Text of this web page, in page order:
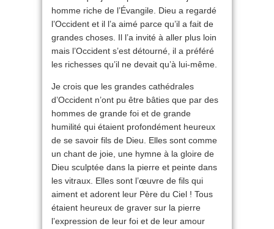
homme riche de l’Évangile. Dieu a regardé
l’Occident et il l’a aimé parce qu’il a fait de
grandes choses. Il l’a invité à aller plus loin
mais l’Occident s’est détourné, il a préféré
les richesses qu’il ne devait qu’à lui-même.
Je crois que les grandes cathédrales
d’Occident n’ont pu être bâties que par des
hommes de grande foi et de grande
humilité qui étaient profondément heureux
de se savoir fils de Dieu. Elles sont comme
un chant de joie, une hymne à la gloire de
Dieu sculptée dans la pierre et peinte dans
les vitraux. Elles sont l’œuvre de fils qui
aiment et adorent leur Père du Ciel ! Tous
étaient heureux de graver sur la pierre
l’expression de leur foi et de leur amour